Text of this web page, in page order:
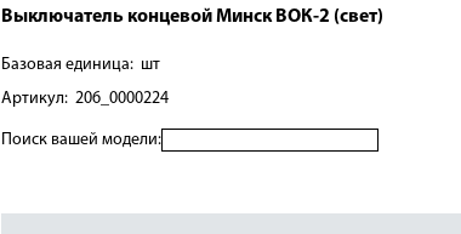
Выключатель концевой Минск ВОК-2 (свет)
Базовая единица: шт
Артикул: 206_0000224
Поиск вашей модели: